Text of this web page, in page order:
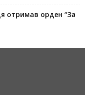
отримав орден “За